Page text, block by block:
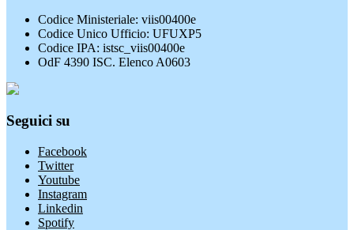
Codice Ministeriale: viis00400e
Codice Unico Ufficio: UFUXP5
Codice IPA: istsc_viis00400e
OdF 4390 ISC. Elenco A0603
Seguici su
Facebook
Twitter
Youtube
Instagram
Linkedin
Spotify